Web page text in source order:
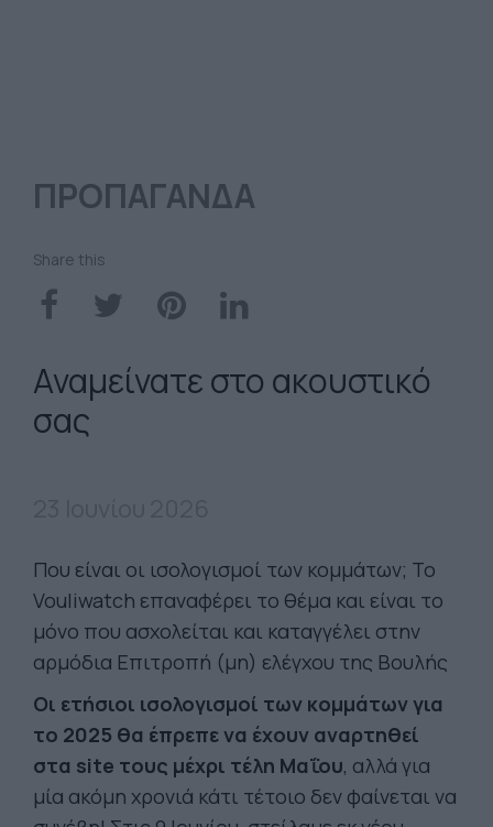
ΠΡΟΠΑΓΑΝΔΑ
Share this
Αναμείνατε στο ακουστικό
σας
Που είναι οι ισολογισμοί των κομμάτων; To
Vouliwatch επαναφέρει το θέμα και είναι το
μόνο που ασχολείται και καταγγέλει στην
αρμόδια Επιτροπή (μη) ελέγχου της Βουλής
Οι ετήσιοι ισολογισμοί των κομμάτων για
το 2025 θα έπρεπε να έχουν αναρτηθεί
στα site τους μέχρι τέλη Μαΐου, αλλά για
μία ακόμη χρονιά κάτι τέτοιο δεν φαίνεται να